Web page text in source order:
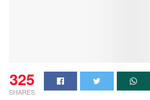
325
SHARES